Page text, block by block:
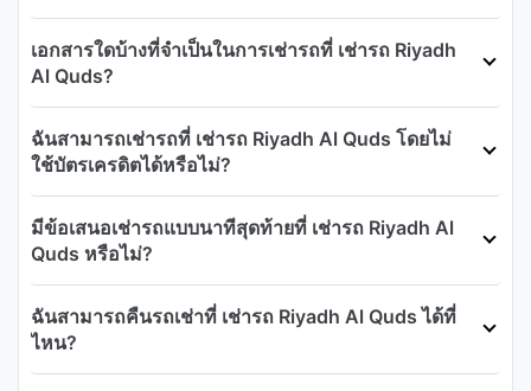
เอกสารใดบ้างที่จำเป็นในการเช่ารถที่ เช่ารถ Riyadh
Al Quds?
ฉันสามารถเช่ารถที่ เช่ารถ Riyadh Al Quds โดยไม่
ใช้บัตรเครดิตได้หรือไม่?
มีข้อเสนอเช่ารถแบบนาทีสุดท้ายที่ เช่ารถ Riyadh Al
Quds หรือไม่?
ฉันสามารถคืนรถเช่าที่ เช่ารถ Riyadh Al Quds ได้ที่
ไหน?